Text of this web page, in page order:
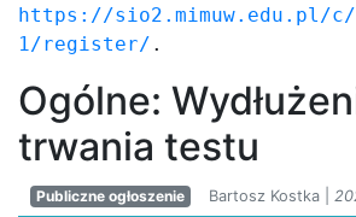
https://sio2.mimuw.edu.pl/
1/register/ .
Ogólne:
trwania testu
Publiczne ogłoszenie Bartosz Kostka |